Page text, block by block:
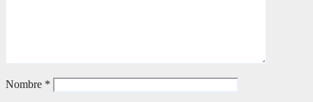
Nombre *